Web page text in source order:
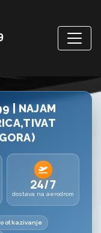
| NAJAM
24/7
dostava na aerodrom
otkazivanje